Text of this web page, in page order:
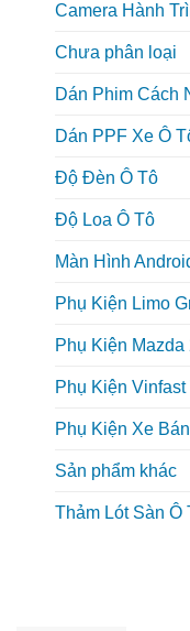
Camera Hành
Chưa phân loại
Dán Phim Cách
Dán PPF Xe Ô
Độ Đèn Ô Tô
Độ Loa Ô Tô
Màn Hình
Phụ Kiện Limo
Phụ Kiện Mazda
Phụ Kiện Vinfast
Phụ Kiện Xe
Sản phẩm khác
Thảm Lót Sàn Ô